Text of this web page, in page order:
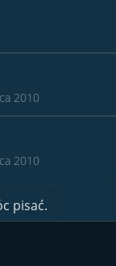
2010
2010
pisać.